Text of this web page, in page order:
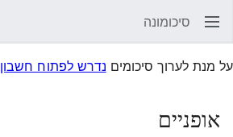
סיכומונה
על מנת לערוך סיכומים נדרש לפתוח חשבון
אופניים